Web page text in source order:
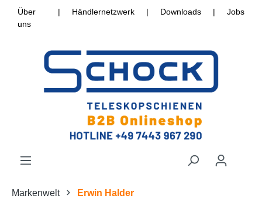
Über
uns
| Händlernetzwerk | Downloads | Jobs
Markenwelt Erwin Halder